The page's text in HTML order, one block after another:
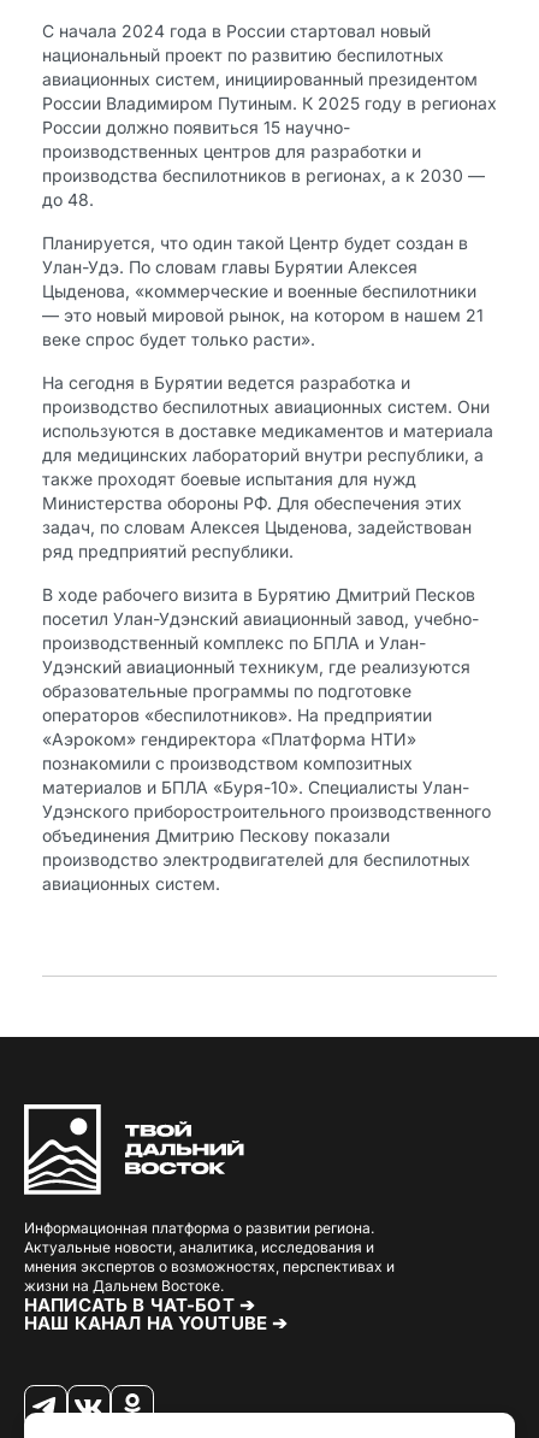
С начала 2024 года в России стартовал новый
национальный проект по развитию беспилотных
авиационных систем, инициированный президентом
России Владимиром Путиным. К 2025 году в регионах
России должно появиться 15 научно-
производственных центров для разработки и
производства беспилотников в регионах, а к 2030 —
до 48.
Планируется, что один такой Центр будет создан в
Улан-Удэ. По словам главы Бурятии Алексея
Цыденова, «коммерческие и военные беспилотники
— это новый мировой рынок, на котором в нашем 21
веке спрос будет только расти».
На сегодня в Бурятии ведется разработка и
производство беспилотных авиационных систем. Они
используются в доставке медикаментов и материала
для медицинских лабораторий внутри республики, а
также проходят боевые испытания для нужд
Министерства обороны РФ. Для обеспечения этих
задач, по словам Алексея Цыденова, задействован
ряд предприятий республики.
В ходе рабочего визита в Бурятию Дмитрий Песков
посетил Улан-Удэнский авиационный завод, учебно-
производственный комплекс по БПЛА и Улан-
Удэнский авиационный техникум, где реализуются
образовательные программы по подготовке
операторов «беспилотников». На предприятии
«Аэроком» гендиректора «Платформа НТИ»
познакомили с производством композитных
материалов и БПЛА «Буря-10». Специалисты Улан-
Удэнского приборостроительного производственного
объединения Дмитрию Пескову показали
производство электродвигателей для беспилотных
авиационных систем.
Информационная платформа о развитии региона.
Актуальные новости, аналитика, исследования и
мнения экспертов о возможностях, перспективах и
жизни на Дальнем Востоке.
НАПИСАТЬ В ЧАТ-БОТ ➔
НАШ КАНАЛ НА YOUTUBE ➔